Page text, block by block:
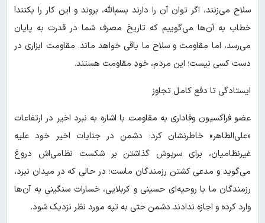
سلاح می‌زنند، اگر توان آن را دارند بسم‌الله، بروند و این کار را بکنند!
خطاب به آن‌ها می‌گوییم که تاریخ مصرف شما در قدرت به پایان
می‌رسد، اما مقاومت و سلاح ما باقی خواهد ماند. مقاومت ابزاری در
دست کسی نیست؛ این مردم، خودِ مقاومت هستند.
ایستادگی تا دفع کامل تجاوز
عضو فراکسیون وفاداری به مقاومت با اشاره به نبرد اخیر در ارتفاعات
«علی‌الطاهر» خاطرنشان کرد: دشمن در جنایات اخیر خود علیه
غیرنظامیان، برای سرپوش گذاشتن بر شکست نظامی‌اش دروغ
می‌گوید و مدعی کشتن رزمندگان ماست؛ در حالی که در میدان نبرد،
رزمندگان ما با روحیه‌ای حسینی و کربلایی، خسارات سنگینی به آن‌ها
وارد کرده و اجازه ندادند دشمن حتی به تپه مورد نظر نزدیک شود.